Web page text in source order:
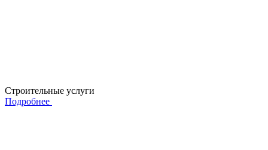
Строительные услуги
Подробнее